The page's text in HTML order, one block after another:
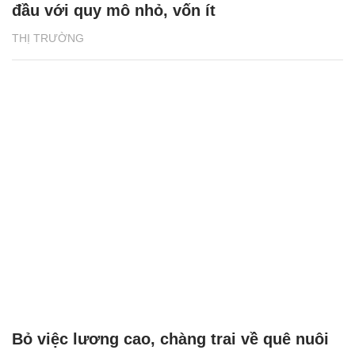
THỊ TRƯỜNG
đầu với quy mô nhỏ, vốn ít
Bỏ việc lương cao, chàng trai về quê nuôi